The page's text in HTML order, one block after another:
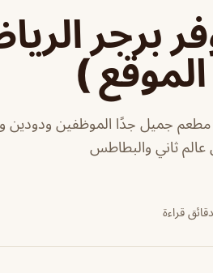
برجر
)
جميل جدًا الموظفين ودودين
عالم ثاني والبطاطس